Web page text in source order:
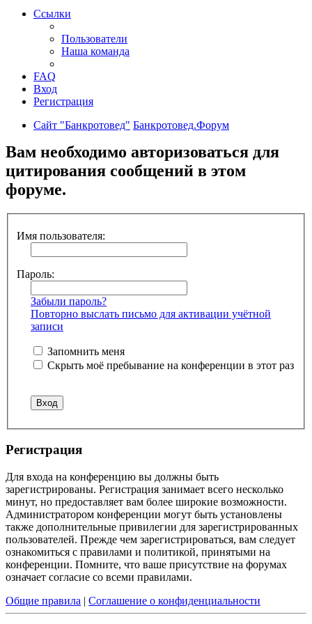
Ссылки
Пользователи
Наша команда
FAQ
Вход
Регистрация
Сайт "Банкротовед" Банкротовед.Форум
Вам необходимо авторизоваться для
цитирования сообщений в этом
форуме.
Имя пользователя:
Пароль:
Забыли пароль?
Повторно выслать письмо для активации учётной
записи
Запомнить меня
Скрыть моё пребывание на конференции в этот раз
Регистрация
Для входа на конференцию вы должны быть
зарегистрированы. Регистрация занимает всего несколько
минут, но предоставляет вам более широкие возможности.
Администратором конференции могут быть установлены
также дополнительные привилегии для зарегистрированных
пользователей. Прежде чем зарегистрироваться, вам следует
ознакомиться с правилами и политикой, принятыми на
конференции. Помните, что ваше присутствие на форумах
означает согласие со всеми правилами.
Общие правила | Соглашение о конфиденциальности